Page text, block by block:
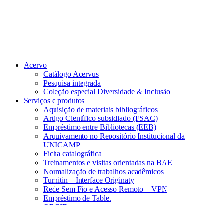
Acervo
Catálogo Acervus
Pesquisa integrada
Coleção especial Diversidade & Inclusão
Serviços e produtos
Aquisição de materiais bibliográficos
Artigo Científico subsidiado (FSAC)
Empréstimo entre Bibliotecas (EEB)
Arquivamento no Repositório Institucional da
UNICAMP
Ficha catalográfica
Treinamentos e visitas orientadas na BAE
Normalização de trabalhos acadêmicos
Turnitin – Interface Originaty
Rede Sem Fio e Acesso Remoto – VPN
Empréstimo de Tablet